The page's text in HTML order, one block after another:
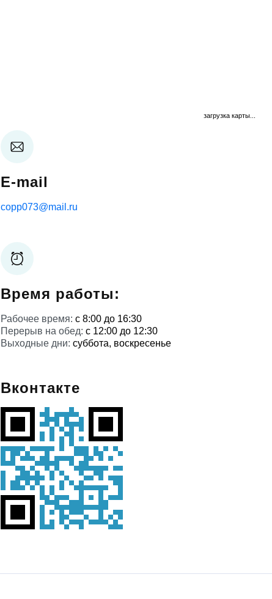
E-mail
copp073@mail.ru
Время работы:
Рабочее время: с 8:00 до 16:30
Перерыв на обед: с 12:00 до 12:30
Выходные дни: суббота, воскресенье
Вконтакте
загрузка карты...